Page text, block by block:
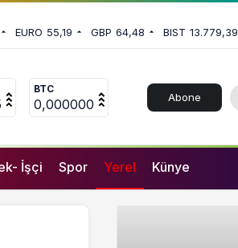
EURO 55,19 GBP 64,48 BIST 13.779,39
BTC
0,000000 Abone
İşçi Spor Yerel Künye